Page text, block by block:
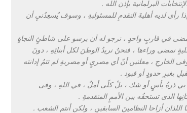
البرلمانية بإذن الله .
رأى لديه أهليةَ التقدمِ للمسئوليةِ ، وسوف يُسعِدُنيِ أن
نمضى في قاربٍ واحدٍ ، نرجو له أن يرسو على شاطئٍ النجاةٍ
نمضى وراءها ، فنحنُ نريدُ الوطنَ لكل أبنائِهِ ، دونَ
الخارجِ ، معلنين أنّ أي مصريٍ أو مصريةِ لم تتمُ إدانته
بغيرِ حدودٍ أو قيود .
بي ذرةُ يأسٍ أو شك ، بلْ كلّى أملٌ ، في اللهِ ، وفى
الذى تستحقُه بين الأممٍ المتقدمةِ .
أزاحا النظامينَ السابقينِ ، ولكن أنتم الشعب .